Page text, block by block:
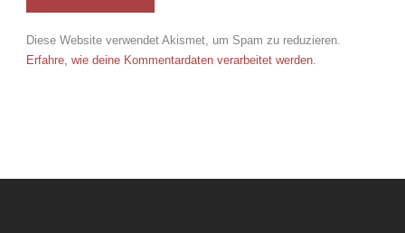
Diese Website verwendet Akismet, um Spam zu reduzieren.
Erfahre, wie deine Kommentardaten verarbeitet werden.